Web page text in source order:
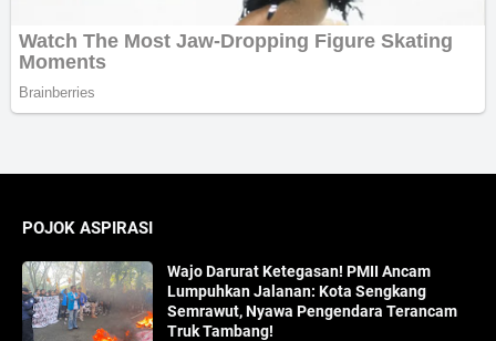
POJOK ASPIRASI
Wajo Darurat Ketegasan! PMII Ancam
Lumpuhkan Jalanan: Kota Sengkang
Semrawut, Nyawa Pengendara Terancam
Truk Tambang!